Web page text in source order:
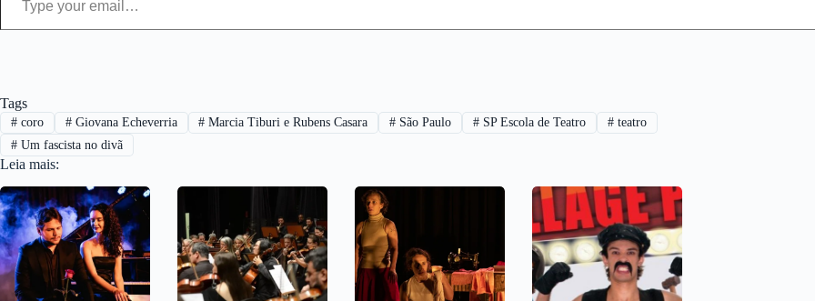
Tags
#coro #Giovana Echeverria # Marcia Tiburi e Rubens Casara # São Paulo # SP Escola de Teatro #teatro
#Um fascista no divã
Leia mais: